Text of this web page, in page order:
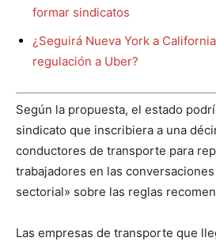
formar sindicatos
¿Seguirá Nueva York a
regulación a Uber?
Según la propuesta, el estado
sindicato que inscribiera a una
conductores de transporte para
trabajadores en las
sectorial» sobre las reglas
Las empresas de transporte que